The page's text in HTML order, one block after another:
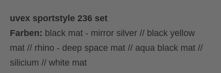
uvex sportstyle 236 set
Farben: black mat - mirror silver // black yellow
mat // rhino - deep space mat // aqua black mat //
silicium // white mat